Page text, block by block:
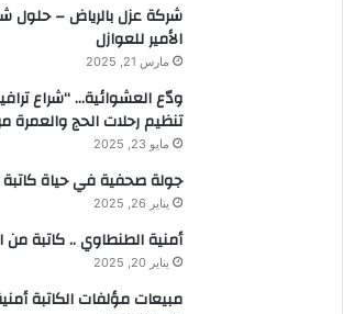
شركة عزل بالرياض – حلول
الأمير للعوازل
مارس 21, 2025
ودّع العشوائية… “شراع
تنظيم رحلات الحج والعمرة
مايو 23, 2025
جولة صحفية في حياة
يناير 26, 2025
أمنية الطنطاوي .. كاتبة من
يناير 20, 2025
مبيعات مؤلفات الكاتبة